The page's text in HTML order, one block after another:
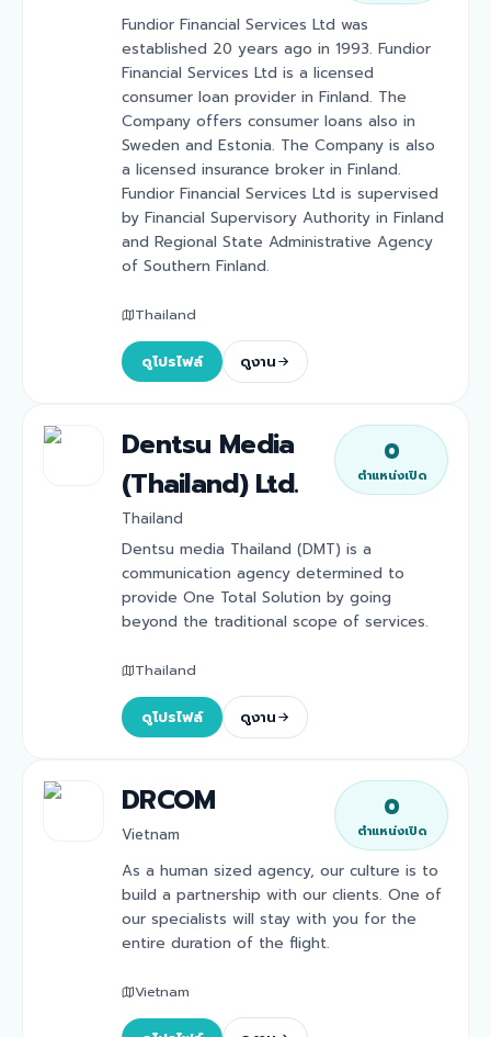
Fundior Financial Services Ltd was
established 20 years ago in 1993. Fundior
Financial Services Ltd is a licensed
consumer loan provider in Finland. The
Company offers consumer loans also in
Sweden and Estonia. The Company is also
a licensed insurance broker in Finland.
Fundior Financial Services Ltd is supervised
by Financial Supervisory Authority in Finland
and Regional State Administrative Agency
of Southern Finland.
Thailand
ดูโปรไฟล์ ดูงาน
Dentsu Media
(Thailand) Ltd.
Thailand
0
ตำแหน่งเปิด
Dentsu media Thailand (DMT) is a
communication agency determined to
provide One Total Solution by going
beyond the traditional scope of services.
Thailand
ดูโปรไฟล์ ดูงาน
DRCOM
Vietnam
0
ตำแหน่งเปิด
As a human sized agency, our culture is to
build a partnership with our clients. One of
our specialists will stay with you for the
entire duration of the flight.
Vietnam